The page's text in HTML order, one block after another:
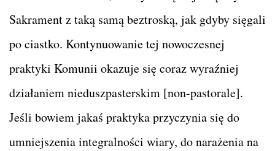
Sakrament z taką samą beztroską, jak gdyby sięgali
po ciastko. Kontynuowanie tej nowoczesnej
praktyki Komunii okazuje się coraz wyraźniej
działaniem nieduszpasterskim [non-pastorale].
Jeśli bowiem jakaś praktyka przyczynia się do
umniejszenia integralności wiary, do narażenia na